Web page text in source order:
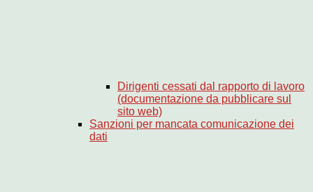
Dirigenti cessati dal rapporto di lavoro
(documentazione da pubblicare sul
sito web)
Sanzioni per mancata comunicazione dei
dati